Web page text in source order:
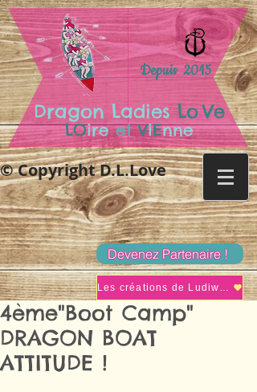
Dragon Ladies Lo.Ve
LOire et ViEnne
Depuis 2015
© Copyright D.L.Love
Devenez Partenaire !
Les créations de Ludiwine
4ème"Boot Camp"
DRAGON BOAT
ATTITUDE !